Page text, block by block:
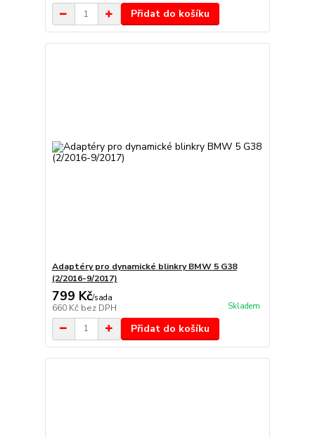
Přidat do košíku
Adaptéry pro dynamické blinkry BMW 5 G38
(2/2016-9/2017)
799 Kč/sada
660 Kč bez DPH Skladem
Přidat do košíku